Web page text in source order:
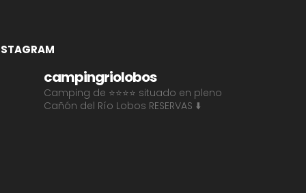
campingriolobos
Camping de ⭐⭐⭐⭐ situado en pleno
Cañón del Río Lobos RESERVAS ⬇️